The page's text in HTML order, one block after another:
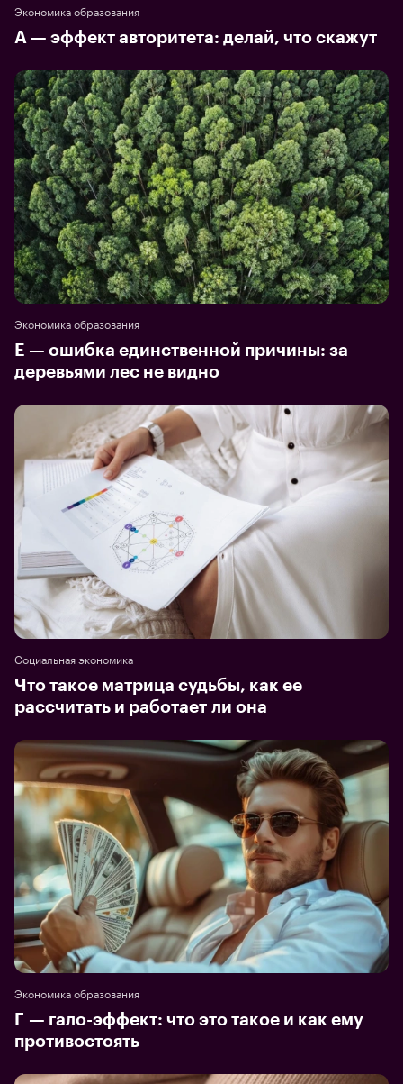
Экономика образования
А — эффект авторитета: делай, что скажут
Экономика образования
Е — ошибка единственной причины: за
деревьями лес не видно
Социальная экономика
Что такое матрица судьбы, как ее
рассчитать и работает ли она
Экономика образования
Г — гало-эффект: что это такое и как ему
противостоять